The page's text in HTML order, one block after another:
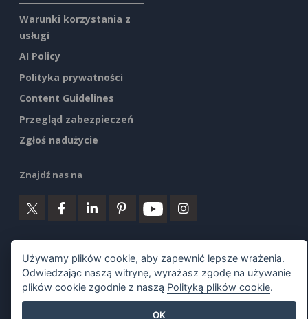
Warunki korzystania z
usługi
AI Policy
Polityka prywatności
Content Guidelines
Przegląd zabezpieczeń
Zgłoś nadużycie
Znajdź nas na
Polecane produkty
Visual Paradigm Online
Używamy plików cookie, aby zapewnić lepsze wrażenia.
Odwiedzając naszą witrynę, wyrażasz zgodę na używanie
plików cookie zgodnie z naszą Polityką plików cookie.
OK